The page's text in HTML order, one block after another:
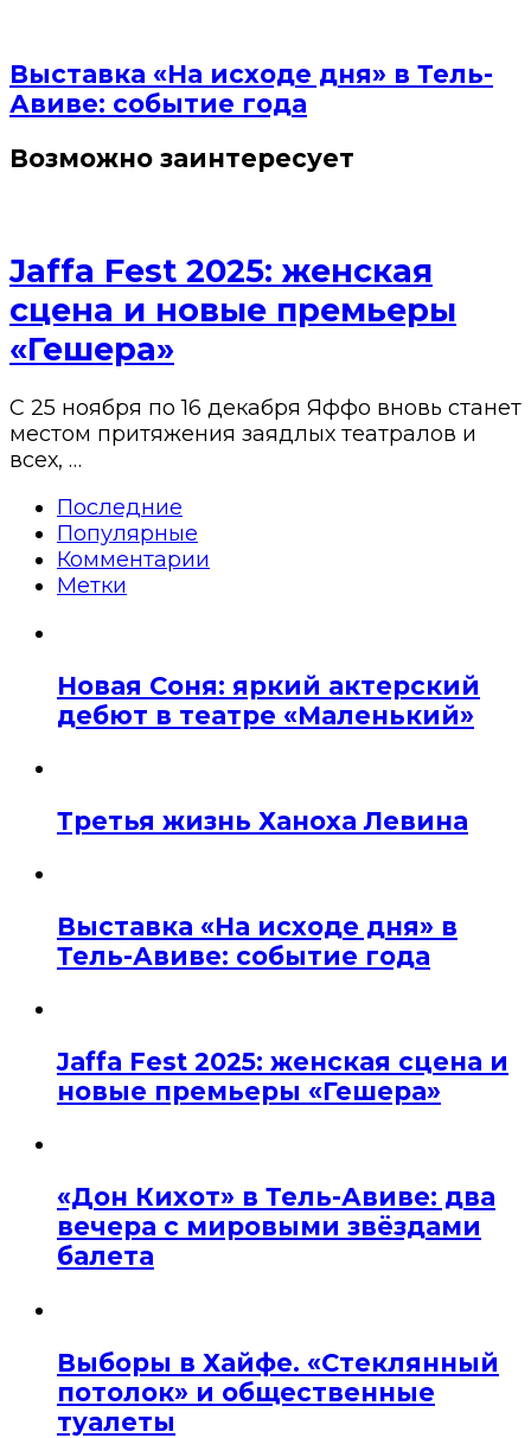
Выставка «На исходе дня» в Тель-
Авиве: событие года
Возможно заинтересует
Jaffa Fest 2025: женская
сцена и новые премьеры
«Гешера»
С 25 ноября по 16 декабря Яффо вновь станет
местом притяжения заядлых театралов и
всех, …
Последние
Популярные
Комментарии
Метки
Новая Соня: яркий актерский
дебют в театре «Маленький»
Третья жизнь Ханоха Левина
Выставка «На исходе дня» в
Тель-Авиве: событие года
Jaffa Fest 2025: женская сцена и
новые премьеры «Гешера»
«Дон Кихот» в Тель-Авиве: два
вечера с мировыми звёздами
балета
Выборы в Хайфе. «Стеклянный
потолок» и общественные
туалеты